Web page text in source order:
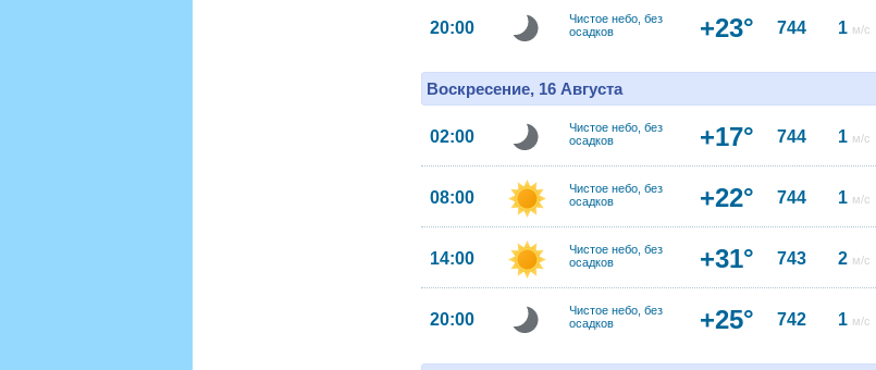
20:00
Чистое небо, без
осадков
+23° 744 1 м/с
Воскресение, 16 Августа
02:00
Чистое небо, без
осадков
+17° 744 1 м/с
08:00
Чистое небо, без
осадков
+22° 744 1 м/с
14:00
Чистое небо, без
осадков
+31° 743 2 м/с
20:00
Чистое небо, без
осадков
+25° 742 1 м/с